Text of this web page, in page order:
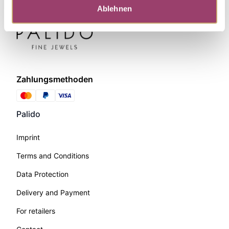
Ablehnen
Zahlungsmethoden
Palido
Imprint
Terms and Conditions
Data Protection
Delivery and Payment
For retailers